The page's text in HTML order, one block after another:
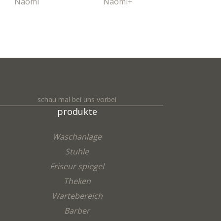
schau mal bei uns vorbei
produkte
Waschanlage
Stuhle
Friseur spiegel
Theken
Wartebereich
Barber